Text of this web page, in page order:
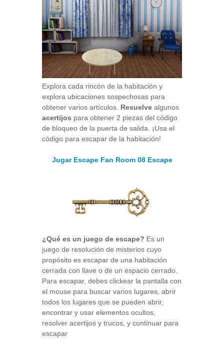
Explora cada rincón de la habitación y
explora ubicaciones sospechosas para
obtener varios artículos. Resuelve algunos
acertijos para obtener 2 piezas del código
de bloqueo de la puerta de salida. ¡Usa el
código para escapar de la habitación!
Jugar Escape Fan Room 08 Escape
¿Qué es un juego de escape? Es un
juego de resolución de misterios cuyo
propósito es escapar de una habitación
cerrada con llave o de un espacio cerrado.
Para escapar, debes clickear la pantalla con
el mouse para buscar varios lugares, abrir
todos los lugares que se pueden abrir,
encontrar y usar elementos ocultos,
resolver acertijos y trucos, y continuar para
escapar